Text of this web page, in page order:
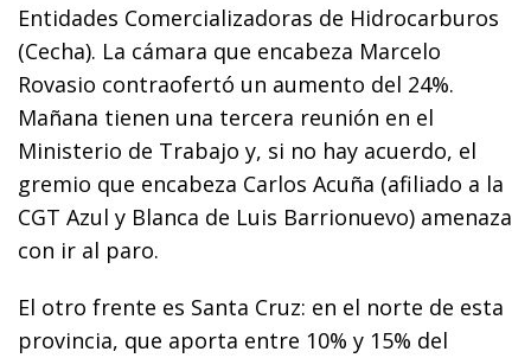
Entidades Comercializadoras de Hidrocarburos
(Cecha). La cámara que encabeza Marcelo
Rovasio contraofertó un aumento del 24%.
Mañana tienen una tercera reunión en el
Ministerio de Trabajo y, si no hay acuerdo, el
gremio que encabeza Carlos Acuña (afiliado a la
CGT Azul y Blanca de Luis Barrionuevo) amenaza
con ir al paro.
El otro frente es Santa Cruz: en el norte de esta
provincia, que aporta entre 10% y 15% del